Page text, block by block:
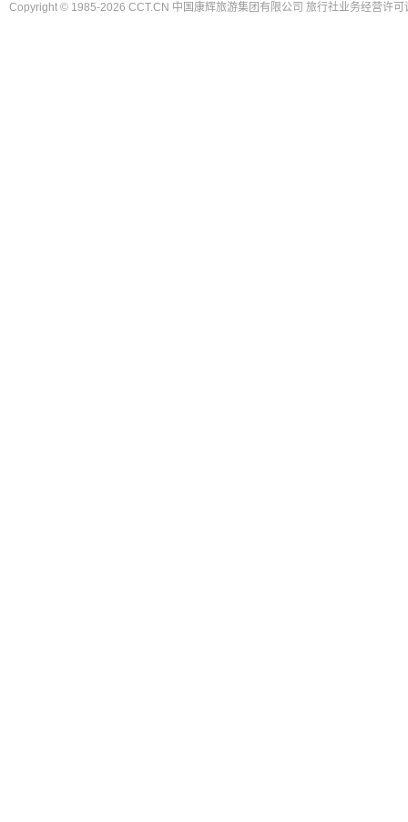
Copyright © 1985-2026 CCT.CN 中国康辉旅游集团有限公司 旅行社业务经营许